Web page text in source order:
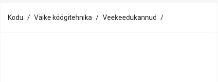
Kodu Väike köögitehnika Veekeedukannud